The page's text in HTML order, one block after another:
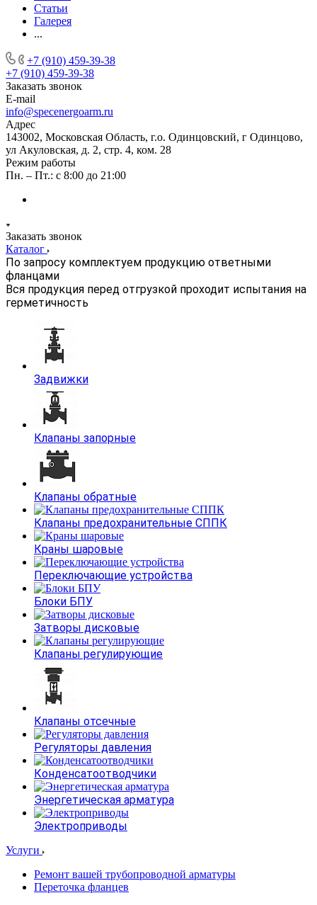
Статьи
Галерея
...
+7 (910) 459-39-38
+7 (910) 459-39-38
Заказать звонок
E-mail
info@specenergoarm.ru
Адрес
143002, Московская Область, г.о. Одинцовский, г Одинцово,
ул Акуловская, д. 2, стр. 4, ком. 28
Режим работы
Пн. – Пт.: с 8:00 до 21:00
Заказать звонок
Каталог
По запросу комплектуем продукцию ответными
фланцами
Вся продукция перед отгрузкой проходит испытания на
герметичность
Задвижки
Клапаны запорные
Клапаны обратные
Клапаны предохранительные СППК
Краны шаровые
Переключающие устройства
Блоки БПУ
Затворы дисковые
Клапаны регулирующие
Клапаны отсечные
Регуляторы давления
Конденсатоотводчики
Энергетическая арматура
Электроприводы
Услуги
Ремонт вашей трубопроводной арматуры
Переточка фланцев